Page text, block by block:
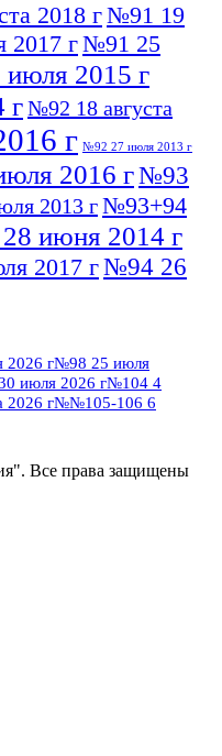
2018 г№91 19
г№91 25
2015 г
г№92 18 августа
г №92 27 июля 2013 г
2016 г№93
2013 г№93+94
июня 2014 г
2017 г№94 26
№95+96 3 августа
№96 9 августа
2012 г
г№98 25 июля
июля 2026 г№104 4
2026 г№№105-106 6
Все права защищены